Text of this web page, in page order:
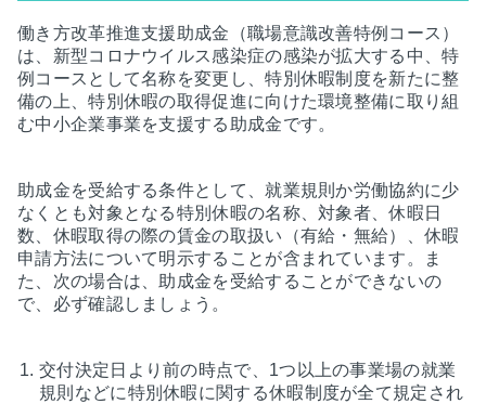
働き方改革推進支援助成金（職場意識改善特例コース）
は、新型コロナウイルス感染症の感染が拡大する中、特
例コースとして名称を変更し、特別休暇制度を新たに整
備の上、特別休暇の取得促進に向けた環境整備に取り組
む中小企業事業を支援する助成金です。
助成金を受給する条件として、就業規則か労働協約に少
なくとも対象となる特別休暇の名称、対象者、休暇日
数、休暇取得の際の賃金の取扱い（有給・無給）、休暇
申請方法について明示することが含まれています。ま
た、次の場合は、助成金を受給することができないの
で、必ず確認しましょう。
交付決定日より前の時点で、1つ以上の事業場の就業
規則などに特別休暇に関する休暇制度が全て規定され